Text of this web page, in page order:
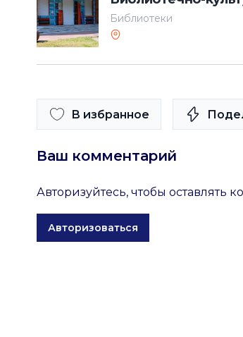
Библиотеки
В избранное
Ваш комментарий
Авторизуйтесь, чтобы оставлять
Авторизоваться